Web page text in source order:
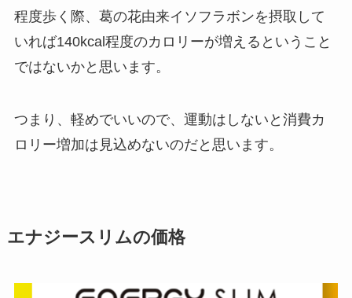
程度歩く際、葛の花由来イソフラボンを摂取して
いれば140kcal程度のカロリーが増えるということ
ではないかと思います。
つまり、軽めでいいので、運動はしないと消費カ
ロリー増加は見込めないのだと思います。
エナジースリムの価格